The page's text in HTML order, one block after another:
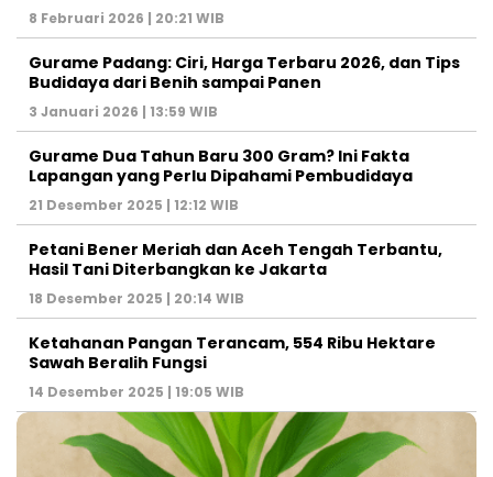
8 Februari 2026 | 20:21 WIB
Gurame Padang: Ciri, Harga Terbaru 2026, dan Tips
Budidaya dari Benih sampai Panen
3 Januari 2026 | 13:59 WIB
Gurame Dua Tahun Baru 300 Gram? Ini Fakta
Lapangan yang Perlu Dipahami Pembudidaya
21 Desember 2025 | 12:12 WIB
Petani Bener Meriah dan Aceh Tengah Terbantu,
Hasil Tani Diterbangkan ke Jakarta
18 Desember 2025 | 20:14 WIB
Ketahanan Pangan Terancam, 554 Ribu Hektare
Sawah Beralih Fungsi
14 Desember 2025 | 19:05 WIB